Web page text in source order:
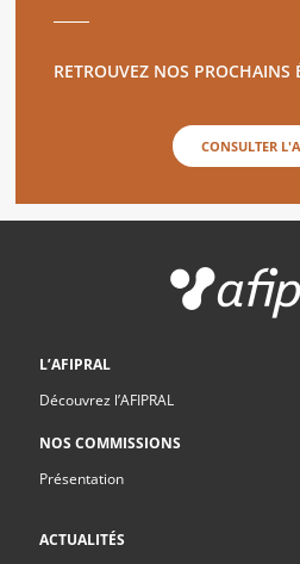
RETROUVEZ NOS PROCHAINS
CONSULTER
L’AFIPRAL
Découvrez l’AFIPRAL
NOS COMMISSIONS
Présentation
ACTUALITÉS